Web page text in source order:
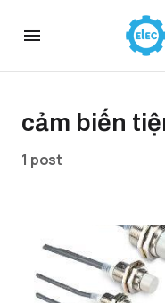
cảm biến
1 post